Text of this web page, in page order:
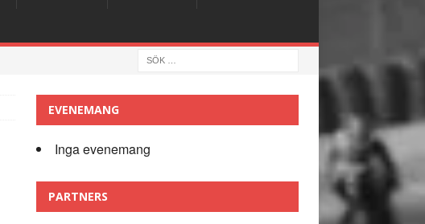
EVENEMANG
Inga evenemang
PARTNERS